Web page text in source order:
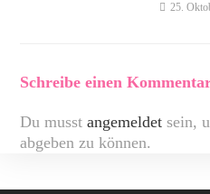
25.
Schreibe einen
Du musstangemeldet sein,
abgeben zu können.